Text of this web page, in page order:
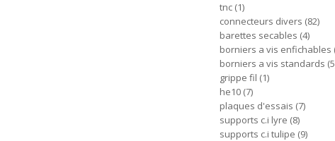
tnc 1
connecteurs divers 82
barettes secables 4
borniers a vis enfichables
borniers a vis standards 5
grippe fil 1
he10 7
plaques d'essais 7
supports c.i lyre 8
supports c.i tulipe 9